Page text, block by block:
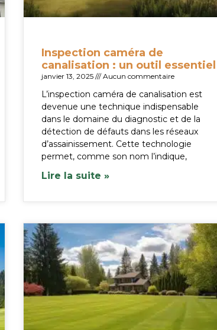
Inspection caméra de
canalisation : un outil essentiel
janvier 13, 2025 Aucun commentaire
L’inspection caméra de canalisation est
devenue une technique indispensable
dans le domaine du diagnostic et de la
détection de défauts dans les réseaux
d’assainissement. Cette technologie
permet, comme son nom l’indique,
Lire la suite »